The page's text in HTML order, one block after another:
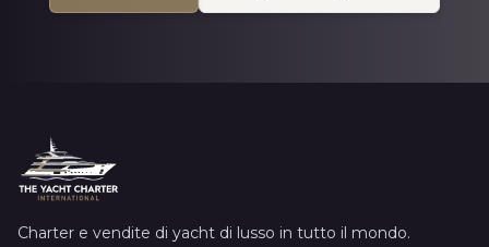
Charter e vendite di yacht di lusso in tutto il mondo.